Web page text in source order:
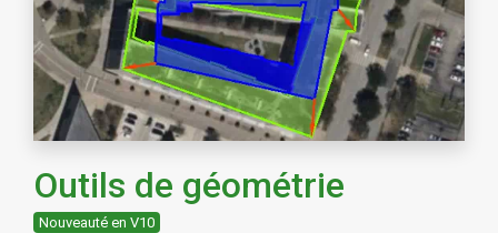
Outils de géométrie
Nouveauté en V10